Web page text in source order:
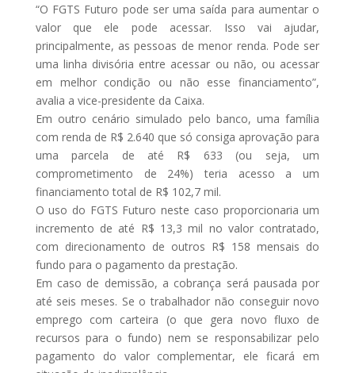
“O FGTS Futuro pode ser uma saída para aumentar o
valor que ele pode acessar. Isso vai ajudar,
principalmente, as pessoas de menor renda. Pode ser
uma linha divisória entre acessar ou não, ou acessar
em melhor condição ou não esse financiamento”,
avalia a vice-presidente da Caixa.
Em outro cenário simulado pelo banco, uma família
com renda de R$ 2.640 que só consiga aprovação para
uma parcela de até R$ 633 (ou seja, um
comprometimento de 24%) teria acesso a um
financiamento total de R$ 102,7 mil.
O uso do FGTS Futuro neste caso proporcionaria um
incremento de até R$ 13,3 mil no valor contratado,
com direcionamento de outros R$ 158 mensais do
fundo para o pagamento da prestação.
Em caso de demissão, a cobrança será pausada por
até seis meses. Se o trabalhador não conseguir novo
emprego com carteira (o que gera novo fluxo de
recursos para o fundo) nem se responsabilizar pelo
pagamento do valor complementar, ele ficará em